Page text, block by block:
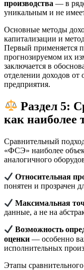
производства — в
уникальным и не
Основные методы
капитализации и
Первый применяется
прогнозируемом их
заключается в
отделении доходов от
предприятия.
Раздел 5:
как наиболее
Сравнительный
«ФСЭ» наиболее
аналогичного
Относительная
понятен и прозрачен
Максимальная
данные, а не на
Возможность
оценки — особенно
исполнительных
Этапы сравнительного